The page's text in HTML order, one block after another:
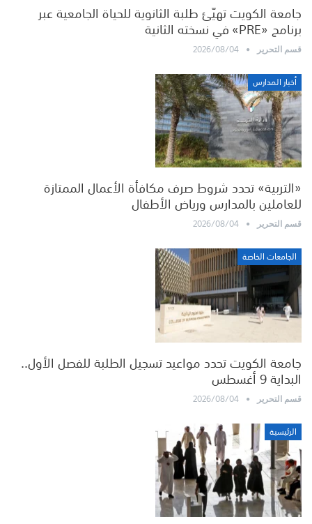
جامعة الكويت تهيّئ طلبة الثانوية للحياة الجامعية عبر
برنامج «PRE» في نسخته الثانية
قسم التحرير
2026/08/04
أخبار المدارس
«التربية» تحدد شروط صرف مكافأة الأعمال الممتازة
للعاملين بالمدارس ورياض الأطفال
قسم التحرير
2026/08/04
الجامعات الخاصة
جامعة الكويت تحدد مواعيد تسجيل الطلبة للفصل الأول..
البداية 9 أغسطس
قسم التحرير
2026/08/04
الرئيسية